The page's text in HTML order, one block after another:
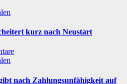
kurz nach Neustart
nach Zahlungsunfähigkeit auf